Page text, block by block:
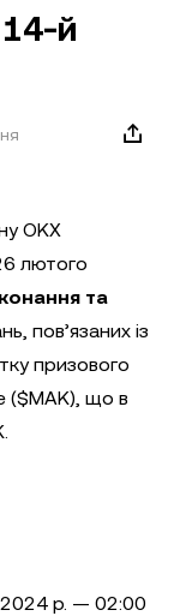
й
OKX
лютого
та
пов’язаних із
призового
($MAK), що в
р. — 02:00